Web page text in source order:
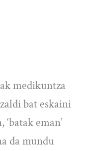
medikuntza
bat eskaini
eman’
da mundu